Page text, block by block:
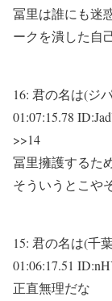
冨里は誰にも迷
ークを潰した自
16: 君の名は(ジ
01:07:15.78
>>14
冨里擁護するた
そういうとこや
15: 君の名は(千
01:06:17.51
正直無理だな